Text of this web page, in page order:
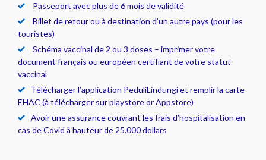
Passeport avec plus de 6 mois de validité
Billet de retour ou à destination d’un autre pays (pour les
touristes)
Schéma vaccinal de 2 ou 3 doses – imprimer votre
document français ou européen certifiant de votre statut
vaccinal
Télécharger l’application PeduliLindungi et remplir la carte
EHAC (à télécharger sur playstore or Appstore)
Avoir une assurance couvrant les frais d’hospitalisation en
cas de Covid à hauteur de 25.000 dollars